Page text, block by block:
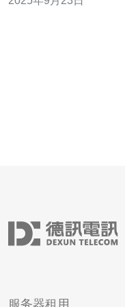
域版权政策和用户设置
服务器租用